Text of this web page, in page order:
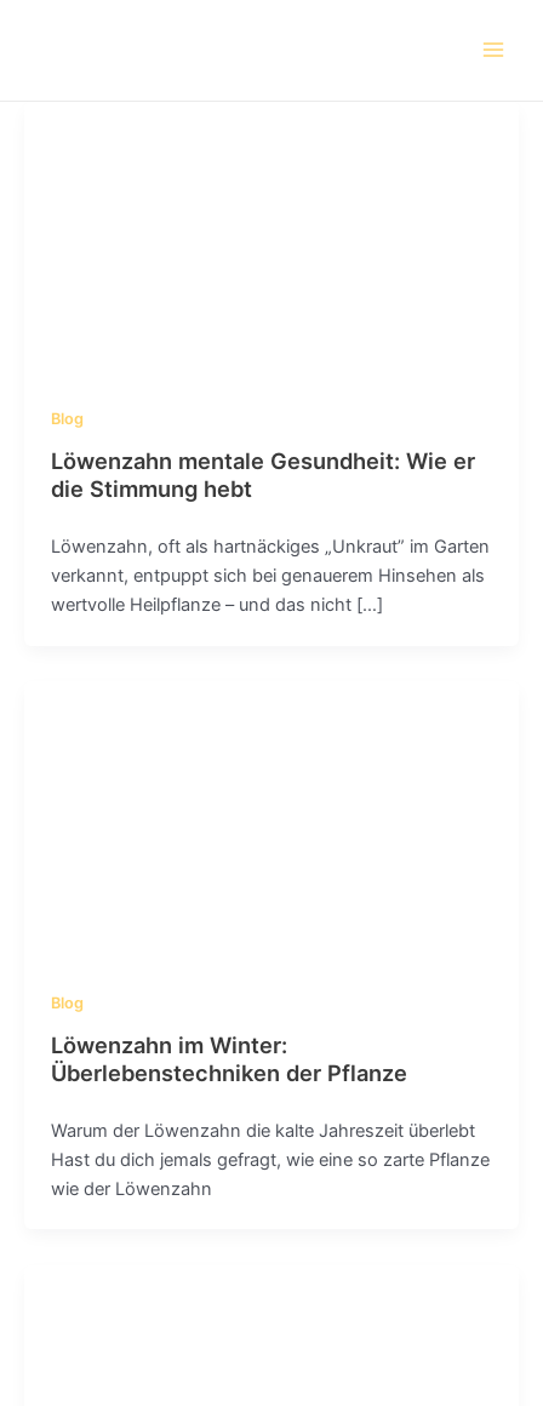
Blog
Löwenzahn mentale Gesundheit: Wie er
die Stimmung hebt
Löwenzahn, oft als hartnäckiges „Unkraut” im Garten
verkannt, entpuppt sich bei genauerem Hinsehen als
wertvolle Heilpflanze – und das nicht […]
Blog
Löwenzahn im Winter:
Überlebenstechniken der Pflanze
Warum der Löwenzahn die kalte Jahreszeit überlebt
Hast du dich jemals gefragt, wie eine so zarte Pflanze
wie der Löwenzahn